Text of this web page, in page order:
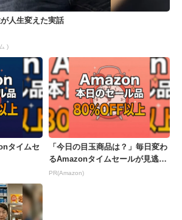
人生変えた実話
)
タイムセ
「今日の目玉商品は？」毎日変わ
るAmazonタイムセールが見逃せ
ない
PR(Amazon)